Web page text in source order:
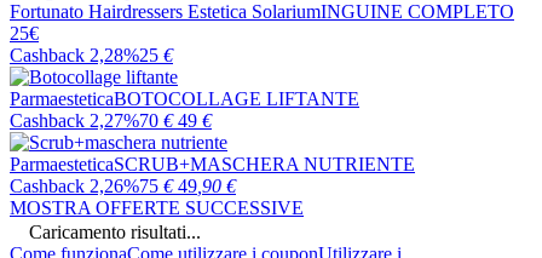
Fortunato Hairdressers Estetica SolariumINGUINE COMPLETO
25€
Cashback 2,28%25 €
ParmaesteticaBOTOCOLLAGE LIFTANTE
Cashback 2,27%70 € 49 €
ParmaesteticaSCRUB+MASCHERA NUTRIENTE
Cashback 2,26%75 € 49 ,90 €
MOSTRA OFFERTE SUCCESSIVE
Caricamento risultati...
Come funzionaCome utilizzare i couponUtilizzare i